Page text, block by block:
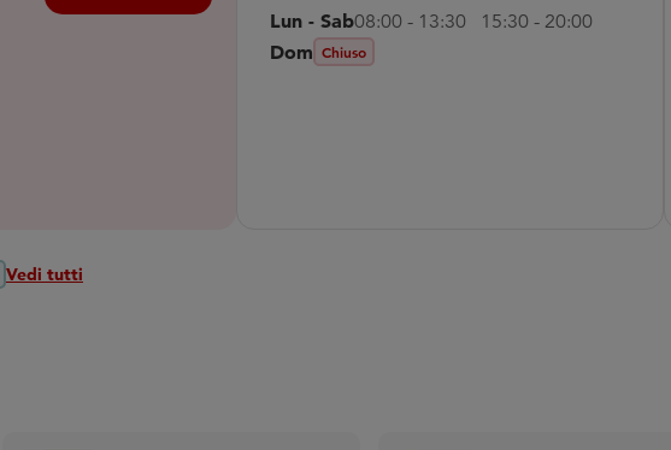
Lun - Sab08:00 - 13:30 15:30 - 20:00
Dom Chiuso
Vedi tutti